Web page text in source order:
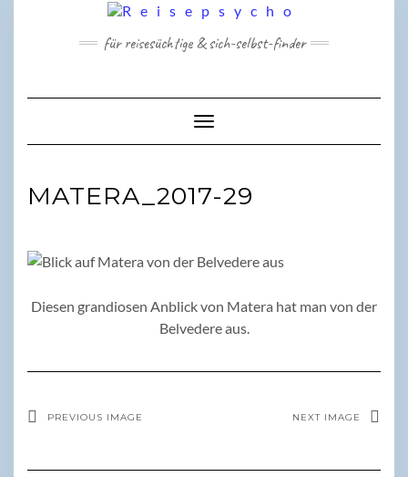
für reisesüchtige & sich-selbst-finder
Toggle Navigation
MATERA_2017-29
Diesen grandiosen Anblick von Matera hat man von der
Belvedere aus.
PREVIOUS IMAGE NEXT IMAGE